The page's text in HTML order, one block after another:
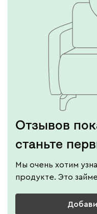
Отзывов
станьте
Мы очень хотим
продукте. Это